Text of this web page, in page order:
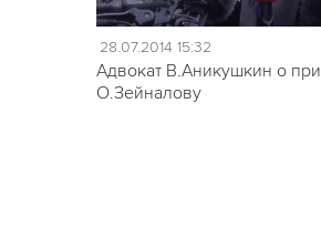
28.07.2014 15:32
Адвокат В.Аникушкин о
О.Зейналову